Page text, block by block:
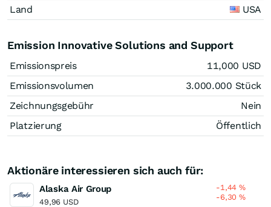
Land
USA
Emission Innovative Solutions and Support
Emissionspreis 11,000 USD
Emissionsvolumen
3.000.000 Stück
Zeichnungsgebühr
Nein
Platzierung
Öffentlich
Aktionäre interessieren sich auch für:
Alaska Air Group
49,96 USD
-1,44%
-6,30%